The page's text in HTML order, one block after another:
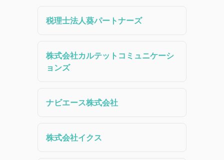
税理士法人葵パートナーズ
株式会社カルテットコミュニケーシ
ョンズ
ナビエース株式会社
株式会社イクス